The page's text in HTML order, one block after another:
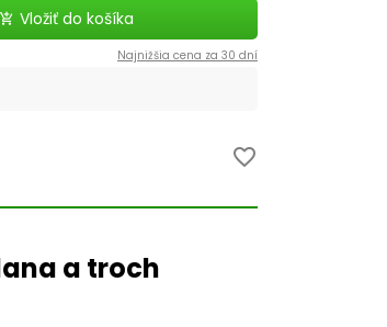
add_shopping_cart Vložiť do košíka
Najnižšia cena za 30 dní
favorite_border
a troch